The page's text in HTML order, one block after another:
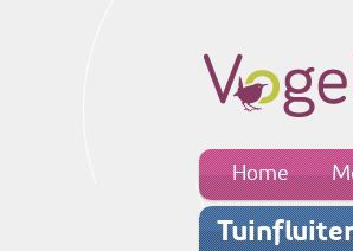
Home
Tuinfluiter